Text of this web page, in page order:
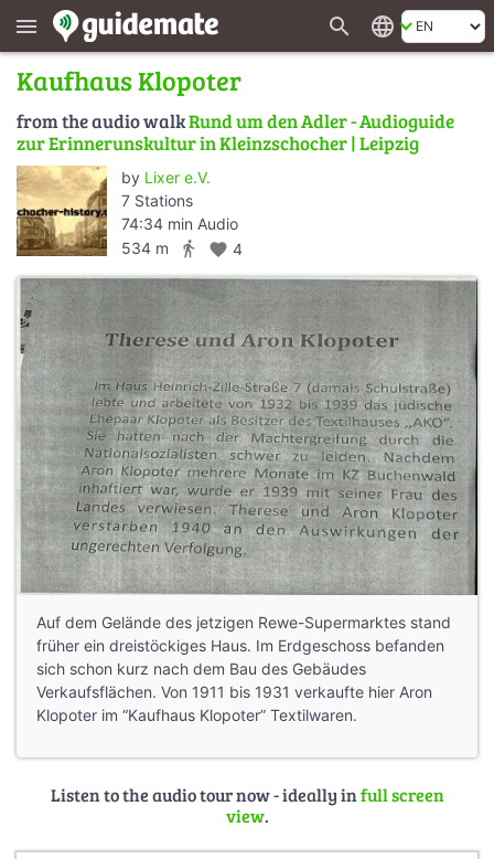
menu search language
Kaufhaus Klopoter
from the audio walkRund um den Adler - Audioguide
zur Erinnerunskultur in Kleinzschocher | Leipzig
by Lixer e.V.
7 Stations
74:34 min Audio
534 m
directions_walk favorite 4
Auf dem Gelände des jetzigen Rewe-Supermarktes stand
früher ein dreistöckiges Haus. Im Erdgeschoss befanden
sich schon kurz nach dem Bau des Gebäudes
Verkaufsflächen. Von 1911 bis 1931 verkaufte hier Aron
Klopoter im “Kaufhaus Klopoter” Textilwaren.
Listen to the audio tour now - ideally infull screen
view.